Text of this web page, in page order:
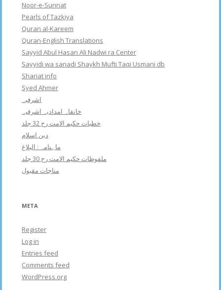
Noor-e-Sunnat
Pearls of Tazkiya
Quran al-Kareem
Quran-English Translations
Sayyid Abul Hasan Ali Nadwi ra Center
Sayyidi wa sanadi Shaykh Mufti Taqi Usmani db
Shariat info
Syed Ahmer
اشرفبہ
خانقاہ امدادیہ اشرفیہ
خطبات حکیم الامت رح 32 جلد
دین اسلام
ماہنامہ : البلاغ
ملفوظات حکیم الامت رح 30 جلد
مناجات مقبول
META
Register
Log in
Entries feed
Comments feed
WordPress.org